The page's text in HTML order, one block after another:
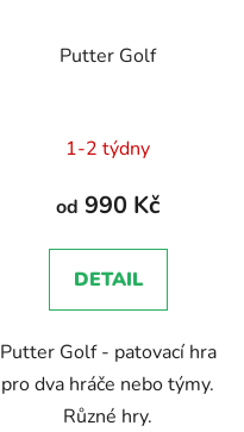
Putter Golf
1-2 týdny
od 990 Kč
DETAIL
Putter Golf - patovací hra
pro dva hráče nebo týmy.
Různé hry.